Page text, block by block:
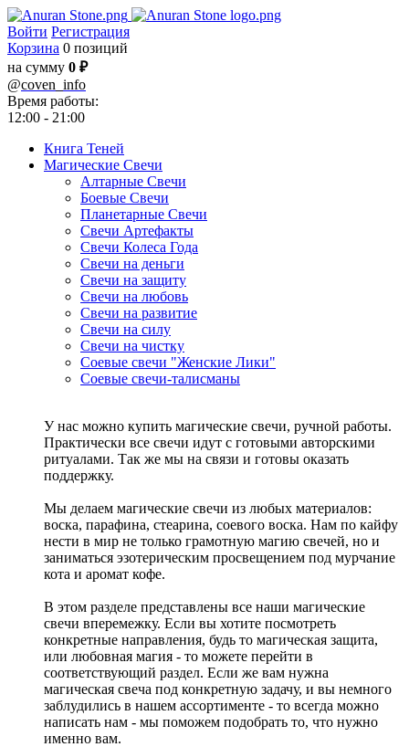
Войти Регистрация
Корзина 0 позиций
на сумму 0 ₽
@coven_info
Время работы:
12:00 - 21:00
Книга Теней
Магические Свечи
Алтарные Свечи
Боевые Свечи
Планетарные Свечи
Свечи Артефакты
Свечи Колеса Года
Свечи на деньги
Свечи на защиту
Свечи на любовь
Свечи на развитие
Свечи на силу
Свечи на чистку
Соевые свечи "Женские Лики"
Соевые свечи-талисманы
У нас можно купить магические свечи, ручной работы.
Практически все свечи идут с готовыми авторскими
ритуалами. Так же мы на связи и готовы оказать
поддержку.
Мы делаем магические свечи из любых материалов:
воска, парафина, стеарина, соевого воска. Нам по кайфу
нести в мир не только грамотную магию свечей, но и
заниматься эзотерическим просвещением под мурчание
кота и аромат кофе.
В этом разделе представлены все наши магические
свечи вперемежку. Если вы хотите посмотреть
конкретные направления, будь то магическая защита,
или любовная магия - то можете перейти в
соответствующий раздел. Если же вам нужна
магическая свеча под конкретную задачу, и вы немного
заблудились в нашем ассортименте - то всегда можно
написать нам - мы поможем подобрать то, что нужно
именно вам.